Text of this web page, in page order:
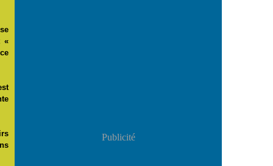
«
Publicité